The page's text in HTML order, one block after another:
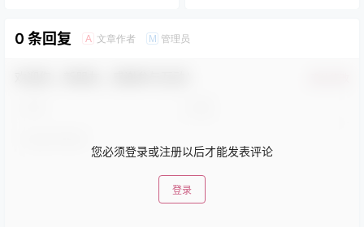
0 条回复 A 文章作者 M 管理员
您必须登录或注册以后才能发表评论
登录